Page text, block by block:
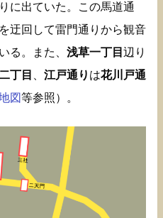
に出ていた。この馬道通
迂回して雷門通りから観音
る。また、 浅草一丁目 辺り
丁目 江戸通り は花川戸通
図等参照）。